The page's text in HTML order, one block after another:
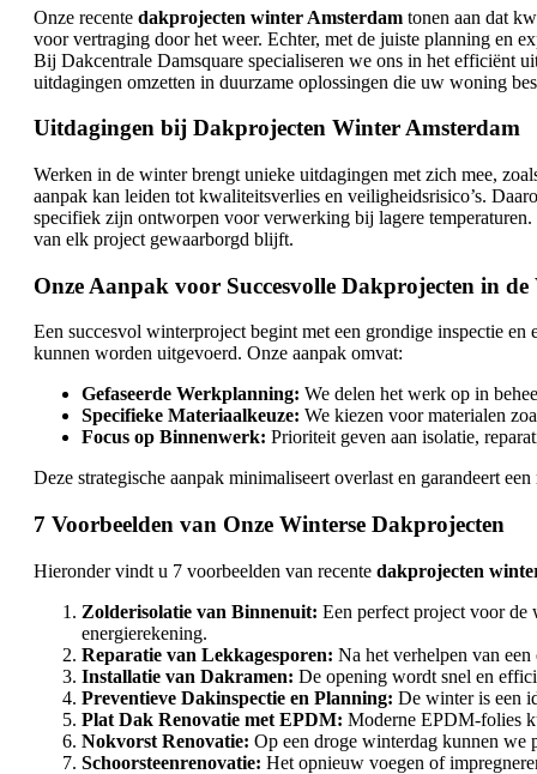
Onze recente dakprojecten winter Amsterdam tonen aan dat
voor vertraging door het weer. Echter, met de juiste planning en
Bij Dakcentrale Damsquare specialiseren we ons in het efficiënt
uitdagingen omzetten in duurzame oplossingen die uw woning
Uitdagingen bij Dakprojecten Winter Amsterdam
Werken in de winter brengt unieke uitdagingen met zich mee,
aanpak kan leiden tot kwaliteitsverlies en veiligheidsrisico’s.
specifiek zijn ontworpen voor verwerking bij lagere
van elk project gewaarborgd blijft.
Onze Aanpak voor Succesvolle Dakprojecten in
Een succesvol winterproject begint met een grondige inspectie
kunnen worden uitgevoerd. Onze aanpak omvat:
Gefaseerde Werkplanning: We delen het werk op in
Specifieke Materiaalkeuze: We kiezen voor materialen
Focus op Binnenwerk: Prioriteit geven aan isolatie,
Deze strategische aanpak minimaliseert overlast en garandeert
7 Voorbeelden van Onze Winterse Dakprojecten
Hieronder vindt u 7 voorbeelden van recente dakprojecten
Zolderisolatie van Binnenuit: Een perfect project voor de
energierekening.
Reparatie van Lekkagesporen: Na het verhelpen van
Installatie van Dakramen: De opening wordt snel en
Preventieve Dakinspectie en Planning: De winter is een
Plat Dak Renovatie met EPDM: Moderne EPDM-folies
Nokvorst Renovatie: Op een droge winterdag kunnen we
Schoorsteenrenovatie: Het opnieuw voegen of